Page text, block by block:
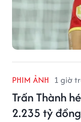
PHIM ẢNH 1 giờ
Trấn Thành
2.235 tỷ đồng